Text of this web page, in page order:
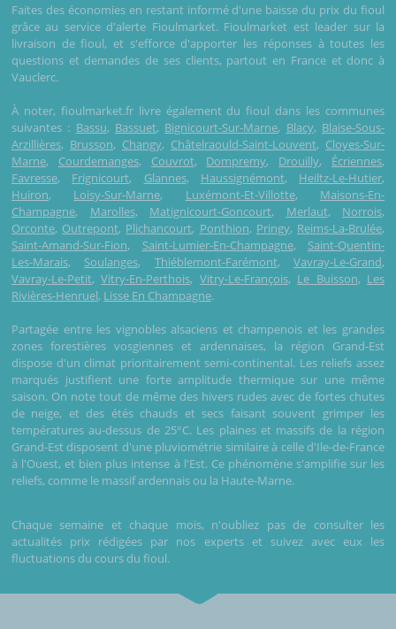
Faites des économies en restant informé d'une baisse du prix du fioul
grâce au service d'alerte Fioulmarket. Fioulmarket est leader sur la
livraison de fioul, et s'efforce d'apporter les réponses à toutes les
questions et demandes de ses clients, partout en France et donc à
Vauclerc.
À noter, fioulmarket.fr livre également du fioul dans les communes
suivantes : Bassu, Bassuet, Bignicourt-Sur-Marne, Blacy, Blaise-Sous-
Arzillières, Brusson, Changy, Châtelraould-Saint-Louvent, Cloyes-Sur-
Marne, Courdemanges, Couvrot, Dompremy, Drouilly, Écriennes,
Favresse, Frignicourt, Glannes, Haussignémont, Heiltz-Le-Hutier,
Huiron, Loisy-Sur-Marne, Luxémont-Et-Villotte, Maisons-En-
Champagne, Marolles, Matignicourt-Goncourt, Merlaut, Norrois,
Orconte, Outrepont, Plichancourt, Ponthion, Pringy, Reims-La-Brulée,
Saint-Amand-Sur-Fion, Saint-Lumier-En-Champagne, Saint-Quentin-
Les-Marais, Soulanges, Thiéblemont-Farémont,Vavray-Le-Grand,
Vavray-Le-Petit,Vitry-En-Perthois, Vitry-Le-François, Le Buisson, Les
Rivières-Henruel, Lisse En Champagne.
Partagée entre les vignobles alsaciens et champenois et les grandes
zones forestières vosgiennes et ardennaises, la région Grand-Est
dispose d'un climat prioritairement semi-continental. Les reliefs assez
marqués justifient une forte amplitude thermique sur une même
saison. On note tout de même des hivers rudes avec de fortes chutes
de neige, et des étés chauds et secs faisant souvent grimper les
températures au-dessus de 25°C. Les plaines et massifs de la région
Grand-Est disposent d'une pluviométrie similaire à celle d'Ile-de-France
à l'Ouest, et bien plus intense à l'Est. Ce phénomène s'amplifie sur les
reliefs, comme le massif ardennais ou la Haute-Marne.
Chaque semaine et chaque mois, n'oubliez pas de consulter les
actualités prix rédigées par nos experts et suivez avec eux les
fluctuations du cours du fioul.